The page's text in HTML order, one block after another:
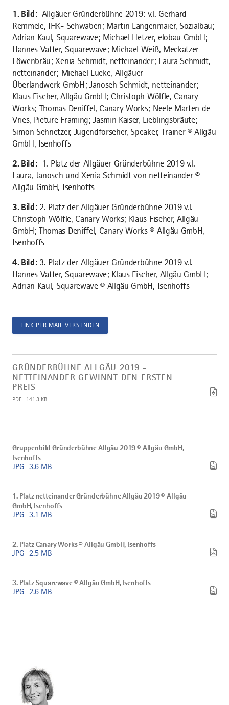
1. Bild: Allgäuer Gründerbühne 2019: v.l. Gerhard
Remmele, IHK- Schwaben; Martin Langenmaier, Sozialbau;
Adrian Kaul, Squarewave; Michael Hetzer, elobau GmbH;
Hannes Vatter, Squarewave; Michael Weiß, Meckatzer
Löwenbräu; Xenia Schmidt, netteinander; Laura Schmidt,
netteinander; Michael Lucke, Allgäuer
Überlandwerk GmbH; Janosch Schmidt, netteinander;
Klaus Fischer, Allgäu GmbH; Christoph Wölfle, Canary
Works; Thomas Deniffel, Canary Works; Neele Marten de
Vries, Picture Framing; Jasmin Kaiser, Lieblingsbräute;
Simon Schnetzer, Jugendforscher, Speaker, Trainer © Allgäu
GmbH, Isenhoffs
2. Bild: 1. Platz der Allgäuer Gründerbühne 2019 v.l.
Laura, Janosch und Xenia Schmidt von netteinander ©
Allgäu GmbH, Isenhoffs
3. Bild: 2. Platz der Allgäuer Gründerbühne 2019 v.l.
Christoph Wölfle, Canary Works; Klaus Fischer, Allgäu
GmbH; Thomas Deniffel, Canary Works © Allgäu GmbH,
Isenhoffs
4. Bild:3. Platz der Allgäuer Gründerbühne 2019 v.l.
Hannes Vatter, Squarewave; Klaus Fischer, Allgäu GmbH;
Adrian Kaul, Squarewave © Allgäu GmbH, Isenhoffs
LINK PER MAIL VERSENDEN
GRÜNDERBÜHNE ALLGÄU 2019 -
NETTEINANDER GEWINNT DEN ERSTEN
PREIS
PDF 141.3 KB
Gründerbühne
Allgäu
2019
-
netteinander
Gruppenbild Gründerbühne Allgäu 2019 © Allgäu GmbH,
Isenhoffs
JPG 3.6 MB
Gründerbühne
Allgäu
2019
GmbH,
Isenhoffs
herunterladen
1. Platz netteinander Gründerbühne Allgäu 2019 © Allgäu
GmbH, Isenhoffs
JPG 3.1 MB
Platz
netteinander
Gründerbühne
©
Allgäu
GmbH,
2. Platz Canary Works © Allgäu GmbH, Isenhoffs
JPG 2.5 MB
Platz
Canary
Allgäu
GmbH,
Isenhoffs
3. Platz Squarewave © Allgäu GmbH, Isenhoffs
JPG 2.6 MB
Platz
Squarewave